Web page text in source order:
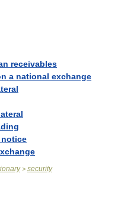
receivables
a national exchange
> security